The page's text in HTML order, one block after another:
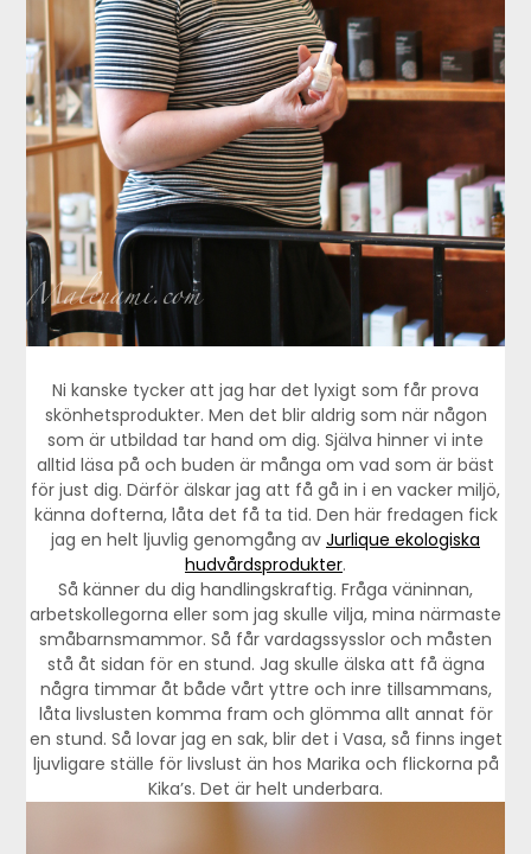
Ni kanske tycker att jag har det lyxigt som får prova
skönhetsprodukter. Men det blir aldrig som när någon
som är utbildad tar hand om dig. Själva hinner vi inte
alltid läsa på och buden är många om vad som är bäst
för just dig. Därför älskar jag att få gå in i en vacker miljö,
känna dofterna, låta det få ta tid. Den här fredagen fick
jag en helt ljuvlig genomgång av Jurlique ekologiska
hudvårdsprodukter.
Så känner du dig handlingskraftig. Fråga väninnan,
arbetskollegorna eller som jag skulle vilja, mina närmaste
småbarnsmammor. Så får vardagssysslor och måsten
stå åt sidan för en stund. Jag skulle älska att få ägna
några timmar åt både vårt yttre och inre tillsammans,
låta livslusten komma fram och glömma allt annat för
en stund. Så lovar jag en sak, blir det i Vasa, så finns inget
ljuvligare ställe för livslust än hos Marika och flickorna på
Kika’s. Det är helt underbara.